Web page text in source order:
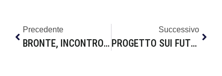
Precedente
BRONTE, INCONTRO PER PARLARE DI MOBILITA’
Successivo
PROGETTO SUI FUTURI GEOMETRI, IMPORTANTE SUCCESSO DEL “BENEDETTO RADICE” DI BRONTE